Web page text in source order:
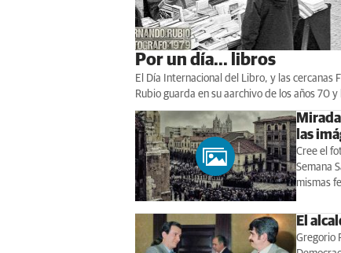
Por un día... libros
El Día Internacional del Libro, y las cercanas
Rubio guarda en su aarchivo de los años 70
Mirada
las
Cree el
Semana
mismas
El
Gregorio